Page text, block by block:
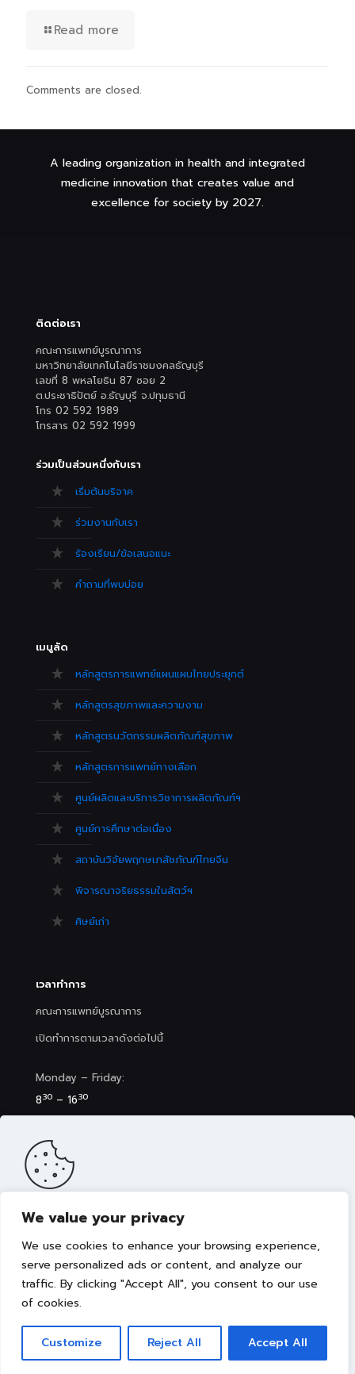
We value your privacy
We use cookies to enhance your browsing experience,
serve personalized ads or content, and analyze our
traffic. By clicking "Accept All", you consent to our use
of cookies.
Customize Reject All Accept All
Read more
Comments are closed.
A leading organization in health and integrated
medicine innovation that creates value and
excellence for society by 2027.
ติดต่อเรา
คณะการแพทย์บูรณาการ
มหาวิทยาลัยเทคโนโลยีราชมงคลธัญบุรี
เลขที่ 8 พหลโยธิน 87 ซอย 2
ต.ประชาธิปัตย์ อ.ธัญบุรี จ.ปทุมธานี
โทร 02 592 1989
โทรสาร 02 592 1999
ร่วมเป็นส่วนหนึ่งกับเรา
เริ่มต้นบริจาค
ร่วมงานกับเรา
ร้องเรียน/ข้อเสนอแนะ
คำถามที่พบบ่อย
เมนูลัด
หลักสูตรการแพทย์แผนแผนไทยประยุกต์
หลักสูตรสุขภาพและความงาม
หลักสูตรนวัตกรรมผลิตภัณฑ์สุขภาพ
หลักสูตรการแพทย์ทางเลือก
ศูนย์ผลิตและบริการวิชาการผลิตภัณฑ์ฯ
ศูนย์การศึกษาต่อเนื่อง
สถาบันวิจัยพฤกษเภสัชภัณฑ์ไทยจีน
พิจารณาจริยธรรมในสัตว์ฯ
ศิษย์เก่า
เวลาทำการ
คณะการแพทย์บูรณาการ
เปิดทำการตามเวลาดังต่อไปนี้
Monday – Friday:
830 – 1630
8 30– 17
Copyright © 2022 คณะการแพทย์บูรณาการ มหาวิทยาลัย
เว็บไซต์นี้มีการจัดเก็บคุกกี้เพื่อมอบประสบการณ์การใช้งานเว็บไซต์ของ
ขาย เลือกเนื้อหาที่เหมาะสมให้กับคุณอย่างเป็นส่วนตัว ท่านสามารถศึกษา
นโยบายการใช้คุกกี้ (Cookies Policy)ได้ที่ลิงค์นี้ การใช้งานเว็บไซต์นี้
เป็นการยอมรับข้อกำหนดและยินยอมให้เราจัดเก็บคุ้กกี้ตามนโยบายที่แจ้ง
ในเบื้องต้น
ยอมรับ